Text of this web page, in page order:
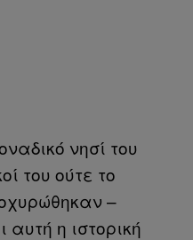
νησί του
του ούτε το
–
η ιστορική